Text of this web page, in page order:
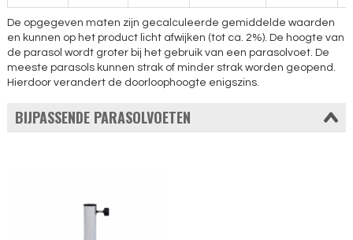
De opgegeven maten zijn gecalculeerde gemiddelde waarden
en kunnen op het product licht afwijken (tot ca. 2%). De hoogte van
de parasol wordt groter bij het gebruik van een parasolvoet. De
meeste parasols kunnen strak of minder strak worden geopend.
Hierdoor verandert de doorloophoogte enigszins.
BIJPASSENDE PARASOLVOETEN